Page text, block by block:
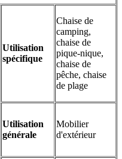
Utilisation
spécifique
Chaise de
camping,
chaise de
pique-nique,
chaise de
pêche, chaise
de plage
Utilisation
générale
Mobilier
d'extérieur